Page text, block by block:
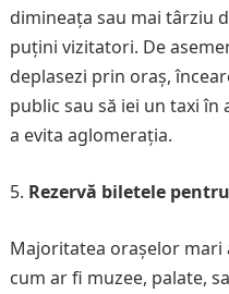
dimineața sau mai târziu
puțini vizitatori. De
deplasezi prin oraș,
public sau să iei un taxi
a evita aglomerația.
Rezervă biletele
Majoritatea orașelor
cum ar fi muzee, palate,